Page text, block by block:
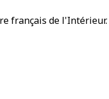
français de l'Intérieur.